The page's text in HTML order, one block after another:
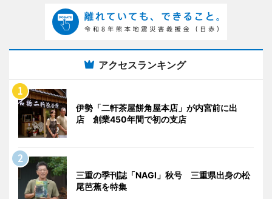
アクセスランキング
伊勢「二軒茶屋餅角屋本店」が内宮前に出
店 創業450年間で初の支店
三重の季刊誌「NAGI」秋号 三重県出身の松
尾芭蕉を特集